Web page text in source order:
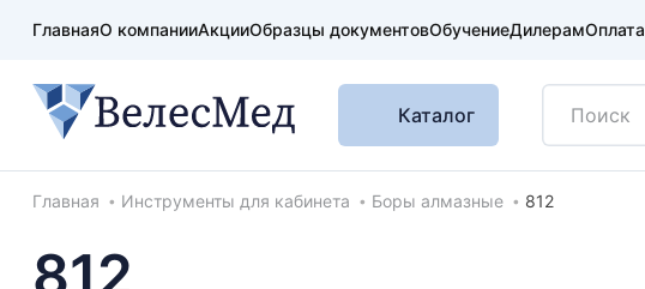
ГлавнаяО компанииАкцииОбразцы документовОбучениеДилерамОплата
Каталог
Хлебные крошки
Главная Инструменты для кабинета Боры алмазные 812